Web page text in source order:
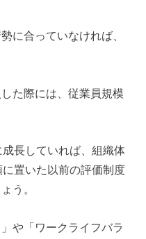
に合っていなければ、
た際には、従業員規模
長していれば、組織体
置いた以前の評価制度
う。
や「ワークライフバラ